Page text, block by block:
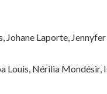
Laporte,
Louis, Nérilia Mondésir,